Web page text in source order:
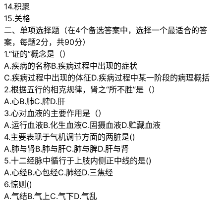
14.积聚
15.关格
二、单项选择题（在4个备选答案中，选择一个最适合的答
案，每题2分，共90分）
1.“证的”概念是（）
A.疾病的名称B.疾病过程中出现的症状
C.疾病过程中出现的体征D.疾病过程中某一阶段的病理概括
2.根据五行的相克规律，肾之“所不胜”是（）
A.心B.肺C.脾D.肝
3.心对血液的主要作用是（）
A.运行血液B.化生血液C.固摄血液D.贮藏血液
4.主要表现于气机调节方面的两脏是()
A.肺与肾B.肺与肝C.肺与脾D.肝与肾
5.十二经脉中循行于上肢内侧正中线的是()
A.心经B.心包经C.肺经D.三焦经
6.惊则()
A.气结B.气上C.气下D.气乱